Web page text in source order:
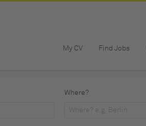
My CV Find Jobs
Where?